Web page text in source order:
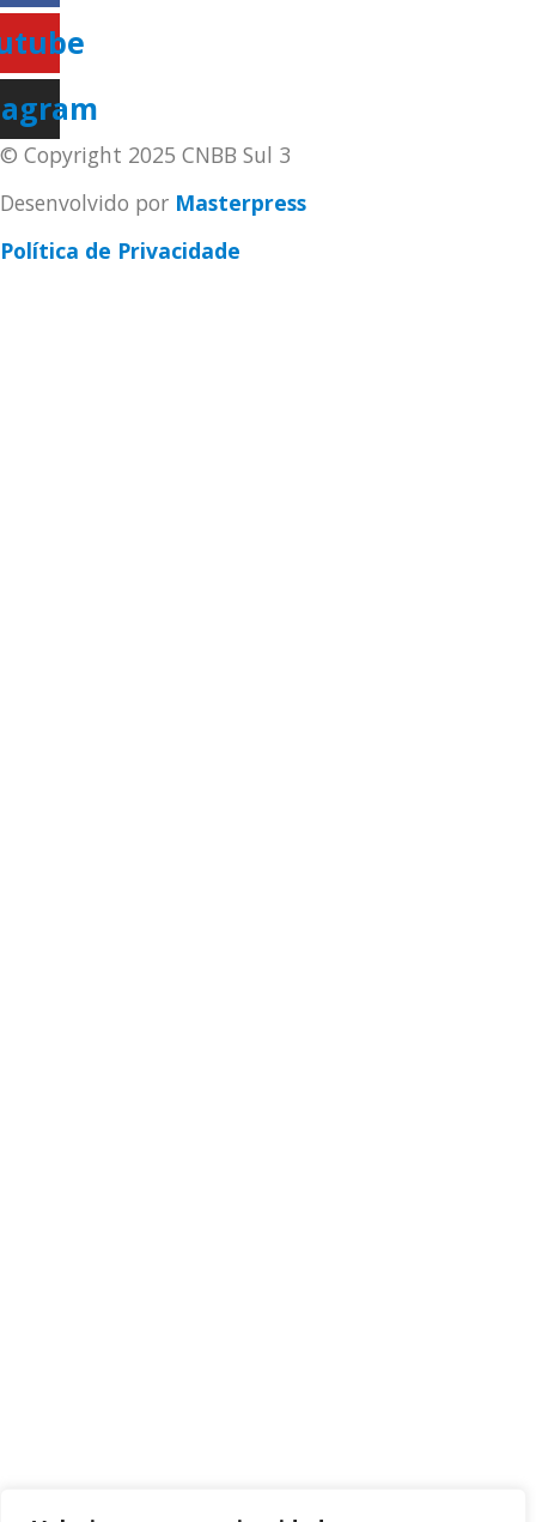
© Copyright 2025 CNBB Sul 3
Desenvolvido por Masterpress
Política de Privacidade